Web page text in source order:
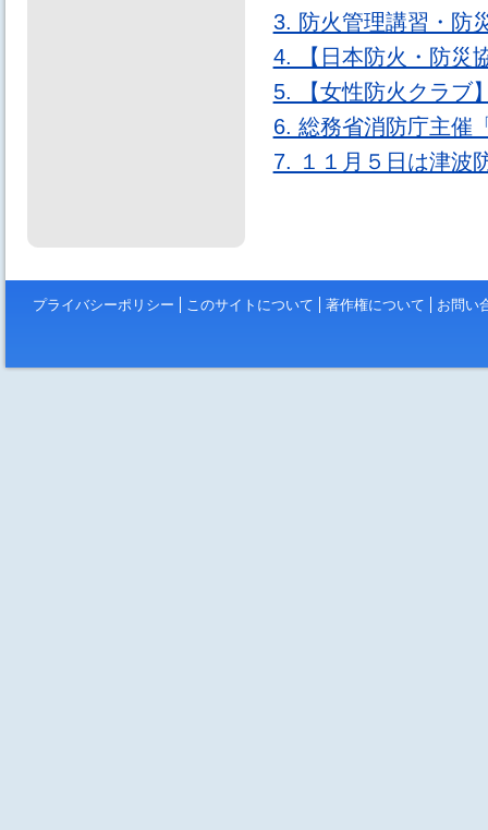
3. 防火管理講習・防
4. 【日本防火・防災
5. 【女性防火クラブ
6. 総務省消防庁主催
7. １１月５日は津
プライバシーポリシー このサイトについて 著作権について お問い